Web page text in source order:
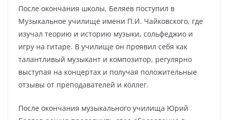
После окончания школы, Беляев поступил в
Музыкальное училище имени П.И. Чайковского, где
изучал теорию и историю музыки, сольфеджио и
игру на гитаре. В училище он проявил себя как
талантливый музыкант и композитор, регулярно
выступая на концертах и получая положительные
отзывы от преподавателей и коллег.
После окончания музыкального училища Юрий